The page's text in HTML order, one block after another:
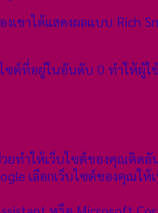
เขาได้แสดงผลแบบ Rich
ต์ที่อยู่ในอันดับ 0 ทำให้ผู้
ยทำให้เว็บไซต์ของคุณติด
เลือกเว็บไซต์ของคุณ